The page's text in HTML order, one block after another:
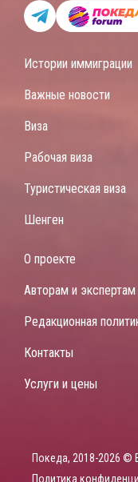
Истории иммиграции
Важные новости
Виза
Рабочая виза
Туристическая виза
Шенген
О проекте
Авторам и экспертам
Редакционная
Контакты
Услуги и цены
Покеда, 2018-2026 ©
Политика